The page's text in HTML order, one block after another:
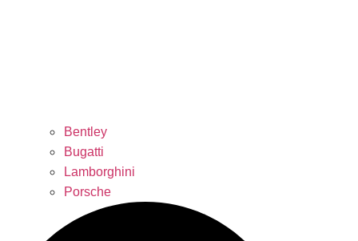
Bentley
Bugatti
Lamborghini
Porsche